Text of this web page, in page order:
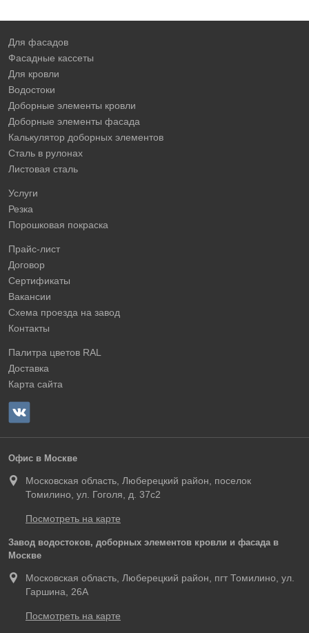
Для фасадов
Фасадные кассеты
Для кровли
Водостоки
Доборные элементы кровли
Доборные элементы фасада
Калькулятор доборных элементов
Сталь в рулонах
Листовая сталь
Услуги
Резка
Порошковая покраска
Прайс-лист
Договор
Сертификаты
Вакансии
Схема проезда на завод
Контакты
Палитра цветов RAL
Доставка
Карта сайта
Офис в Москве
Московская область, Люберецкий район, поселок
Томилино, ул. Гоголя, д. 37с2
Посмотреть на карте
Завод водостоков, доборных элементов кровли и фасада в
Москве
Московская область, Люберецкий район, пгт Томилино, ул.
Гаршина, 26А
Посмотреть на карте